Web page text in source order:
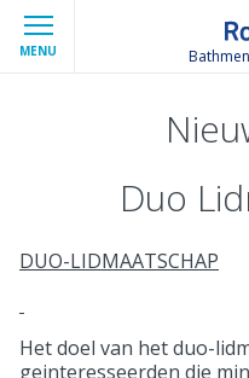
MENU
Duo
DUO-LIDMAATSCHAP
Het doel van het duo-
geinteresseerden die